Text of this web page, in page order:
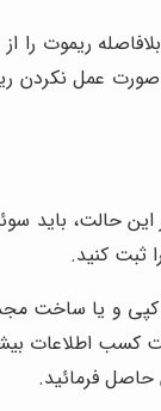
ریموت را
عمل نکردن
حالت، باید
ثبت کنید.
کپی و یا ساخت
اطلاعات
فرمائید.